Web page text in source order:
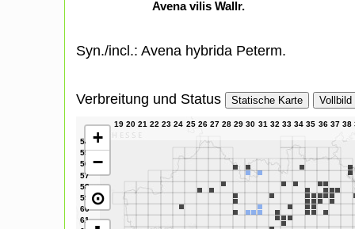
Avena vilis Wallr.
Syn./incl.: Avena hybrida Peterm.
Verbreitung und Status Statische Karte Vollbild
+
−
⊙